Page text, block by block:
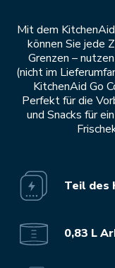
Mit dem
können Sie jede
Grenzen –
(nicht im
KitchenAid Go
Perfekt für die
und Snacks für
Teil des
0,83 L